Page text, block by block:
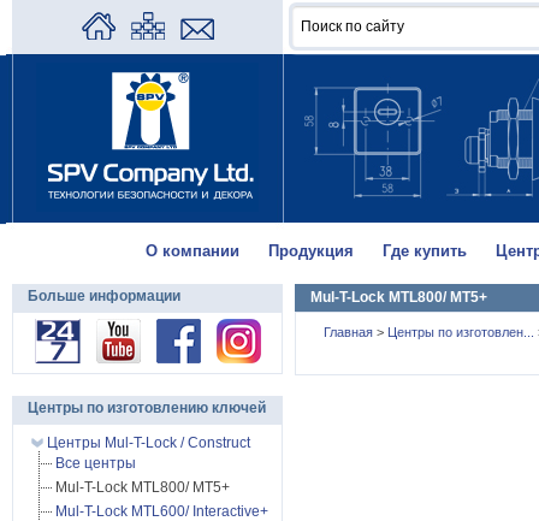
О компании Продукция Где купить
Mul-T-Lock MTL800/ MT5+
Главная > Центры по изготовлен...
Больше информации
Центры по изготовлению ключей
Центры Mul-T-Lock / Construct
Все центры
Mul-T-Lock MTL800/ MT5+
Mul-T-Lock MTL600/ Interactive+